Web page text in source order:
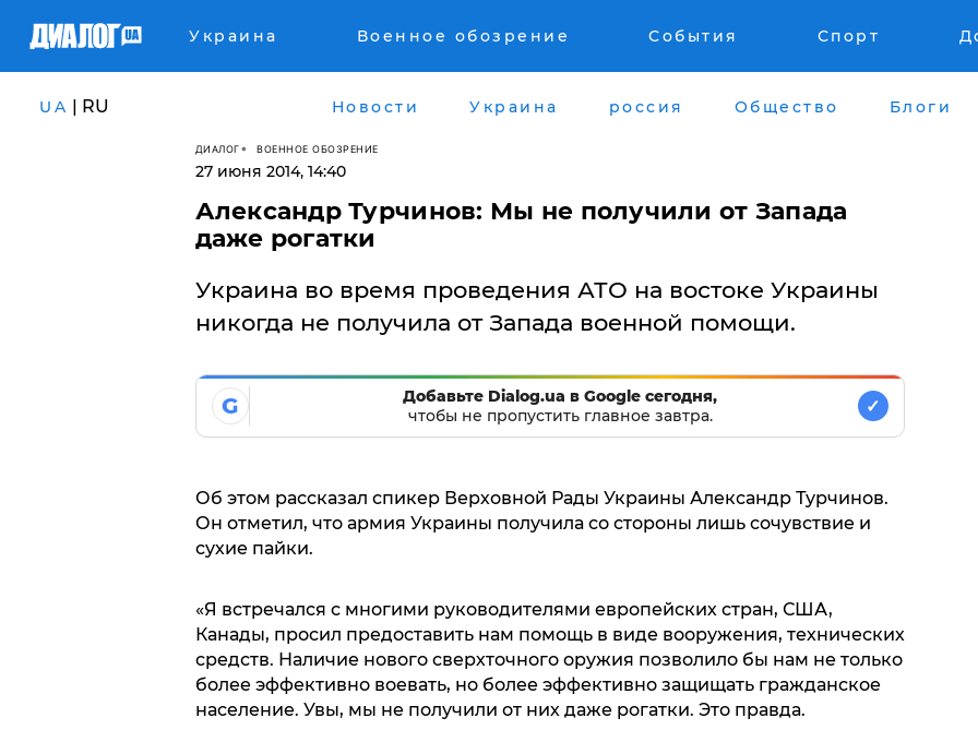
Украина Военное обозрение События Спорт
UA | RU Новости Украина россия Общество Блоги
ДИАЛОГ ВОЕННОЕ ОБОЗРЕНИЕ
27 июня 2014, 14:40
Александр Турчинов: Мы не получили от Запада
даже рогатки
Украина во время проведения АТО на востоке Украины
никогда не получила от Запада военной помощи.
G
Добавьте Dialog.ua в Google сегодня,
чтобы не пропустить главное завтра.
✓
Об этом рассказал спикер Верховной Рады Украины Александр Турчинов.
Он отметил, что армия Украины получила со стороны лишь сочувствие и
сухие пайки.
«Я встречался с многими руководителями европейских стран, США,
Канады, просил предоставить нам помощь в виде вооружения, технических
средств. Наличие нового сверхточного оружия позволило бы нам не только
более эффективно воевать, но более эффективно защищать гражданское
население. Увы, мы не получили от них даже рогатки. Это правда.